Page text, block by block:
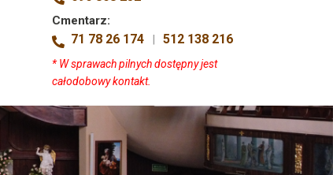
Cmentarz:
71 78 26 174 | 512 138 216
* W sprawach pilnych dostępny jest
całodobowy kontakt.